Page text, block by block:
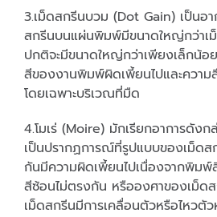
3.เม็ดสกรีนบวม (Dot Gain) เป็นอ
สกรีนบนแผ่นพิมพ์มีขนาดใหญ่กว่าเ
ปกติจะมีขนาดใหญ่กว่าเพียงเล็กน้อ
สีของงานพิมพ์ผิดเพี้ยนไปและควา
โดยเฉพาะบริเวณที่มืด
4.โมเร่ (Moire) มักเรียกอาการดังก
เป็นปรากฏการณ์ที่รูปแบบของเม็ด
กันมีความผิดเพี้ยนไปเนื่องจากพิม
สีซ้อนไม่ตรงกัน หรือองศาของเม็ด
เม็ดสกรีนมีการเคลื่อนตัวหรือไหวตั